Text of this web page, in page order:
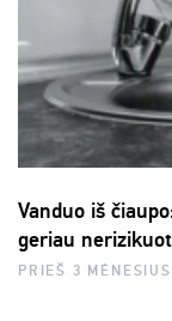
Vanduo iš
geriau
PRIEŠ 3 MĖNESIUS